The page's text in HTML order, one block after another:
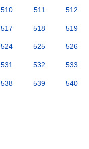
510 511 512
517 518 519
524 525 526
531 532 533
538 539 540